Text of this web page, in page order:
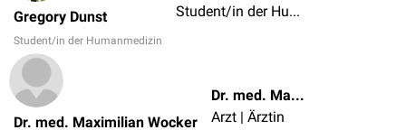
Gregory Dunst
Student/in der Humanmedizin
Student/in der Humanmedizin
Dr. med. Maximilian Wocker
Dr. med. Maximilian Wocker
Arzt | Ärztin